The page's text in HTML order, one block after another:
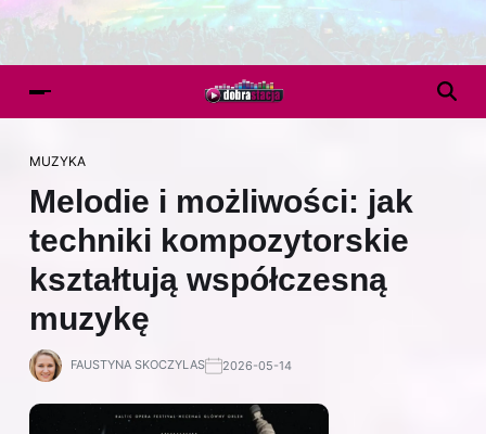
MUZYKA
Melodie i możliwości: jak
techniki kompozytorskie
kształtują współczesną
muzykę
FAUSTYNA SKOCZYLAS 2026-05-14